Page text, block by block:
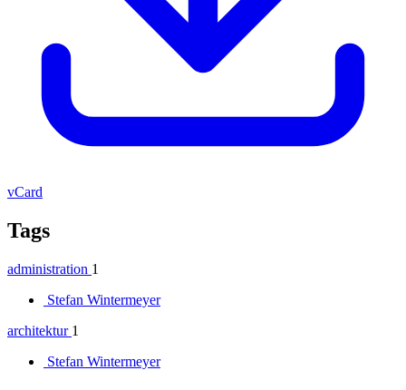
vCard
Tags
administration 1
Stefan Wintermeyer
architektur 1
Stefan Wintermeyer